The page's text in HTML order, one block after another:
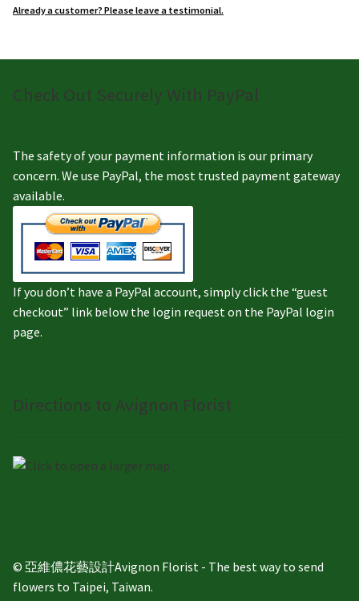
Already a customer? Please leave a testimonial.
Check Out Securely With PayPal
The safety of your payment information is our primary
concern. We use PayPal, the most trusted payment gateway
available.
If you don’t have a PayPal account, simply click the “guest
checkout” link below the login request on the PayPal login
page.
Directions to Avignon Florist
© 亞維儂花藝設計Avignon Florist - The best way to send
flowers to Taipei, Taiwan.